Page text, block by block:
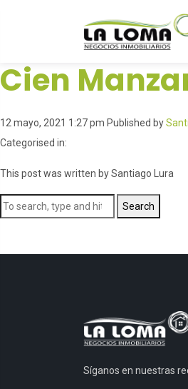
Cien
12 mayo, 2021 1:27 pm Published by
Categorised in:
This post was written by Santiago Lura
Search
Síganos en nuestras